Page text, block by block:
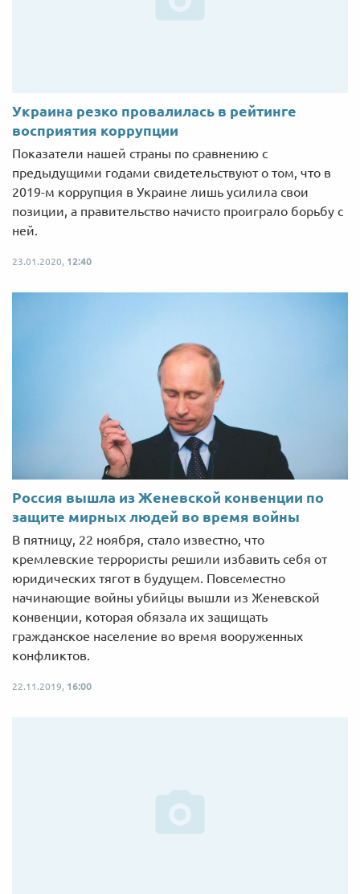
Украина резко провалилась в рейтинге
восприятия коррупции
Показатели нашей страны по сравнению с
предыдущими годами свидетельствуют о том, что в
2019-м коррупция в Украине лишь усилила свои
позиции, а правительство начисто проиграло борьбу с
ней.
23.01.2020, 12:40
Россия вышла из Женевской конвенции по
защите мирных людей во время войны
В пятницу, 22 ноября, стало известно, что
кремлевские террористы решили избавить себя от
юридических тягот в будущем. Повсеместно
начинающие войны убийцы вышли из Женевской
конвенции, которая обязала их защищать
гражданское население во время вооруженных
конфликтов.
22.11.2019, 16:00